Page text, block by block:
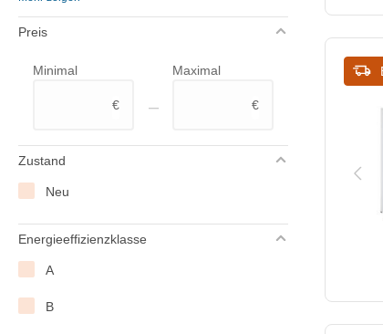
Polar
ProSelect
Severin
Preis
Minimal
€ –
Maximal
€
Zustand
Neu
Energieeffizienzklasse
A
B